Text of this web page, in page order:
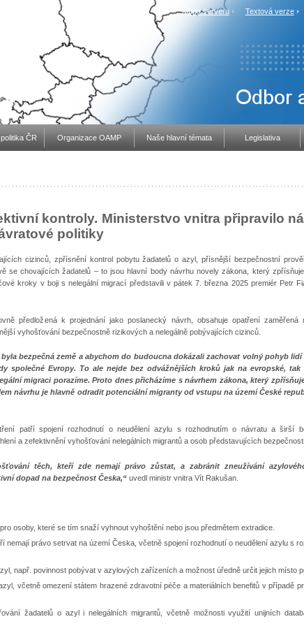
Mapa serveru Textová verze
ČR Organizace OAMP Naše hlavní témata Legislativa
kontroly. Ministerstvo vnitra připravilo
politiky
cizinců, zpřísnění kontrol pobytu žadatelů o azyl, přísnější bezpečnostní
se chovajících žadatelů – to jsou hlavní body návrhu novely zákona, který
kroky v boji s nelegální migrací představili v pátek 7. března 2025 premiér Petr
předložená k projednání jako poslanecký návrh, obsahuje opatření zaměřená
vyhošťování bezpečnostně rizikových a nelegálně pobývajících cizinců.
bezpečná země a abychom do budoucna dokázali zachovat volný pohyb
společné Evropy. To ale nejde bez odvážnějších kroků jak na evropské, tak
migraci porazíme. Proto dnes přicházíme s návrhem zákona, který
návrhu je hlavně odradit potenciální migranty od vstupu na území České
patří spojení rozhodnutí o neudělení azylu s rozhodnutím o návratu a širší
a zefektivnění vyhošťování nelegálních migrantů a osob představujících
těch, kteří zde nemají právo zůstat, a zabránit zneužívání
dopad na bezpečnost Česka,“uvedl ministr vnitra Vít Rakušan.
osoby, které se tím snaží vyhnout vyhoštění nebo jsou předmětem extradice.
nemají právo setrvat na území Česka, včetně spojení rozhodnutí o neudělení azylu s
např. povinnost pobývat v azylových zařízeních a možnost úředně určit jejich místo
včetně omezení státem hrazené zdravotní péče a materiálních benefitů v případě
žadatelů o azyl i nelegálních migrantů, včetně možnosti využití unijních